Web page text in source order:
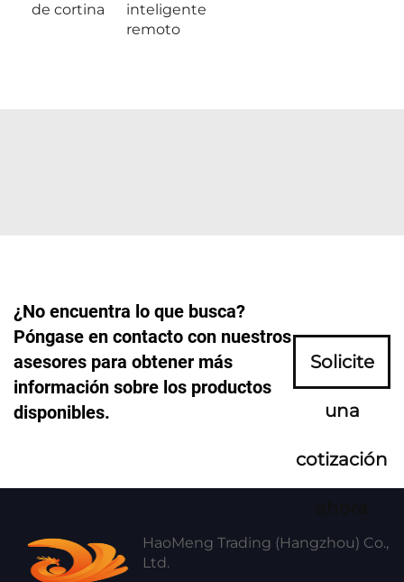
de cortina
inteligente
remoto
¿No encuentra lo que busca?
Póngase en contacto con nuestros
asesores para obtener más
información sobre los productos
disponibles.
Solicite
una
cotización
HaoMeng Trading (Hangzhou) Co.,
Ltd.